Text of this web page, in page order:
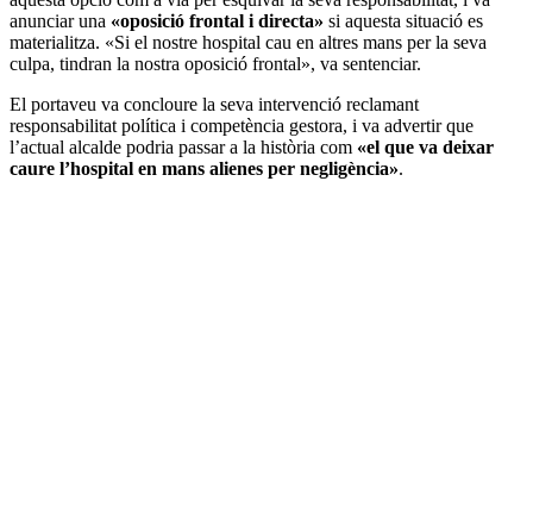
anunciar una «oposició frontal i directa» si aquesta situació es
materialitza. «Si el nostre hospital cau en altres mans per la seva
culpa, tindran la nostra oposició frontal», va sentenciar.
El portaveu va concloure la seva intervenció reclamant
responsabilitat política i competència gestora, i va advertir que
l’actual alcalde podria passar a la història com «el que va deixar
caure l’hospital en mans alienes per negligència».